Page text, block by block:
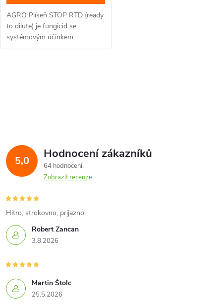
AGRO Plíseň STOP RTD (ready
to dilute) je fungicid se
systémovým účinkem.
Používejte k...
l
d
a
c
í
p
r
v
k
5,0 Hodnocení zákazníků
64 hodnocení
Zobrazit recenze
Robert Zancan
3.8.2026
Hitro, strokovno, prijazno
Martin Štolc
25.5.2026